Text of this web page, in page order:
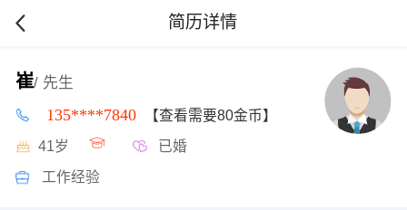
简历详情
崔/ 先生
135****7840 【查看需要80金币】
41岁 已婚
工作经验